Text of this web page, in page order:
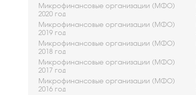
Микрофинансовые организации (МФО)
2020 год
Микрофинансовые организации (МФО)
2019 год
Микрофинансовые организации (МФО)
2018 год
Микрофинансовые организации (МФО)
2017 год
Микрофинансовые организации (МФО)
2016 год